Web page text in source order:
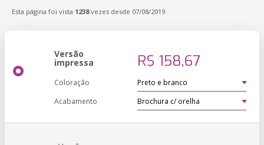
Esta página foi vista 1238vezes desde 07/08/2019
Versão
impressa R$ 158,67
Coloração
Acabamento